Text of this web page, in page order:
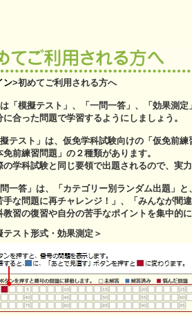
ン>初めてご利用される方へ
「模擬テスト」、「一問一答」、「効果測定
合った問題で学習するようにしましょう。
テスト」は、仮免学科試験向けの「仮免前
前練習問題」の２種類があります。
学科試験と同じ要領で出題されるので、実力
一答」は、「カテゴリー別ランダム出題」と
な問題に再チャレンジ！」、「みんなが間違
習の復習や自分の苦手なポイントを集中的に
テスト形式・効果測定＞